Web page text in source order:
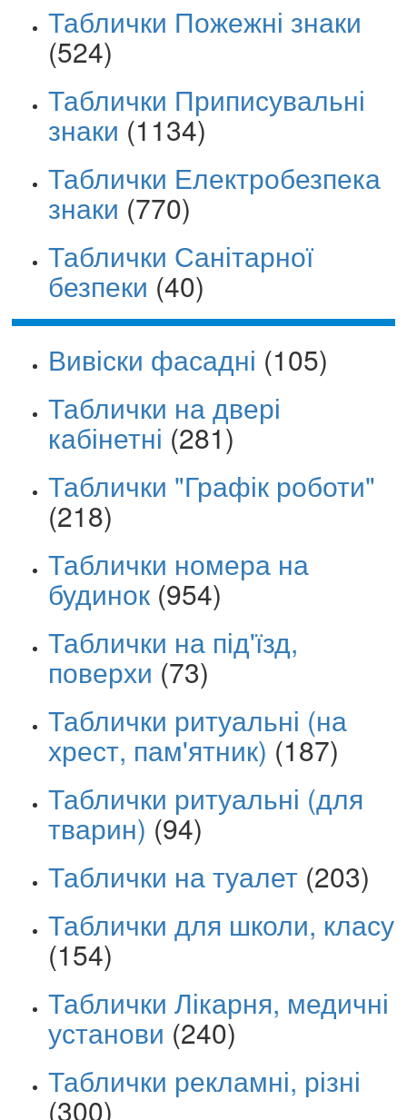
Таблички Пожежні знаки
(524)
Таблички Приписувальні
знаки (1134)
Таблички Електробезпека
знаки (770)
Таблички Санітарної
безпеки (40)
Вивіски фасадні (105)
Таблички на двері
кабінетні (281)
Таблички "Графік роботи"
(218)
Таблички номера на
будинок (954)
Таблички на під'їзд,
поверхи (73)
Таблички ритуальні (на
хрест, пам'ятник) (187)
Таблички ритуальні (для
тварин) (94)
Таблички на туалет (203)
Таблички для школи, класу
(154)
Таблички Лікарня, медичні
установи (240)
Таблички рекламні, різні
(300)